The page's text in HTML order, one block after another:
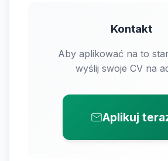
Kontakt
Aby aplikować na to
wyślij swoje CV na
Aplikuj